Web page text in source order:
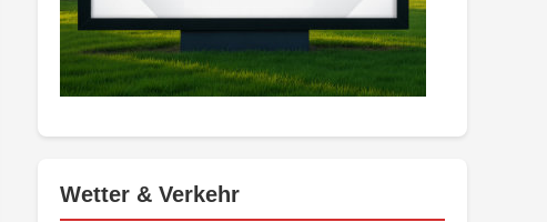
Wetter & Verkehr